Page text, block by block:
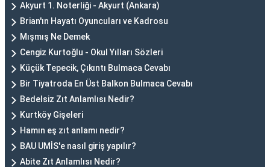
Akyurt 1. Noterliği - Akyurt (Ankara)
Brian'ın Hayatı Oyuncuları ve Kadrosu
Mışmış Ne Demek
Cengiz Kurtoğlu - Okul Yılları Sözleri
Küçük Tepecik, Çıkıntı Bulmaca Cevabı
Bir Tiyatroda En Üst Balkon Bulmaca Cevabı
Bedelsiz Zıt Anlamlısı Nedir?
Kurtköy Gişeleri
Hamın eş zıt anlamı nedir?
BAU UMİS'e nasıl giriş yapılır?
Abite Zıt Anlamlısı Nedir?